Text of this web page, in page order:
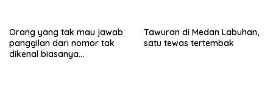
Orang yang tak mau jawab
panggilan dari nomor tak
dikenal biasanya
Tawuran di Medan Labuhan,
satu tewas tertembak